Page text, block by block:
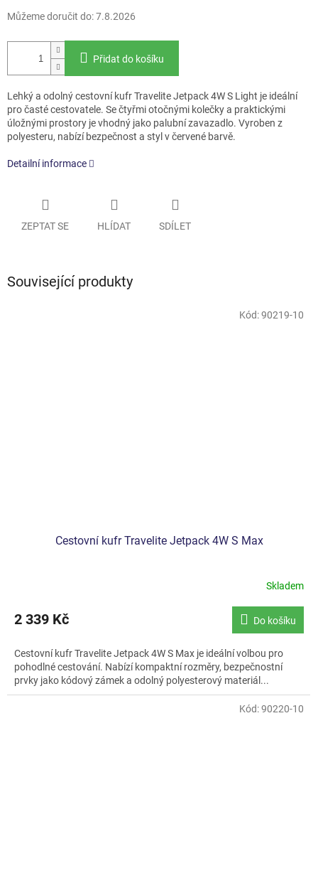
Můžeme doručit do:7.8.2026
Přidat do košíku
Lehký a odolný cestovní kufr Travelite Jetpack 4W S Light je ideální
pro časté cestovatele. Se čtyřmi otočnými kolečky a praktickými
úložnými prostory je vhodný jako palubní zavazadlo. Vyroben z
polyesteru, nabízí bezpečnost a styl v červené barvě.
Detailní informace
ZEPTAT SE HLÍDAT SDÍLET
Související produkty
Cestovní kufr Travelite Jetpack 4W S Max
Skladem
2 339 Kč Do košíku
Cestovní kufr Travelite Jetpack 4W S Max je ideální volbou pro
pohodlné cestování. Nabízí kompaktní rozměry, bezpečnostní
prvky jako kódový zámek a odolný polyesterový materiál...
Kód:90219-10
Kód:90220-10